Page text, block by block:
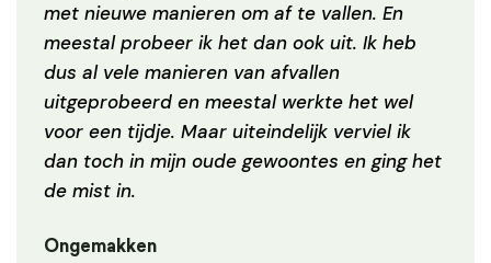
met nieuwe manieren om af te vallen. En
meestal probeer ik het dan ook uit. Ik heb
dus al vele manieren van afvallen
uitgeprobeerd en meestal werkte het wel
voor een tijdje. Maar uiteindelijk verviel ik
dan toch in mijn oude gewoontes en ging het
de mist in.
Ongemakken